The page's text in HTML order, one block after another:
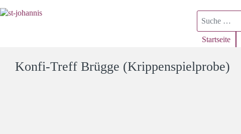
Suchen
Startseite
Konfi-Treff Brügge (Krippenspielprobe)